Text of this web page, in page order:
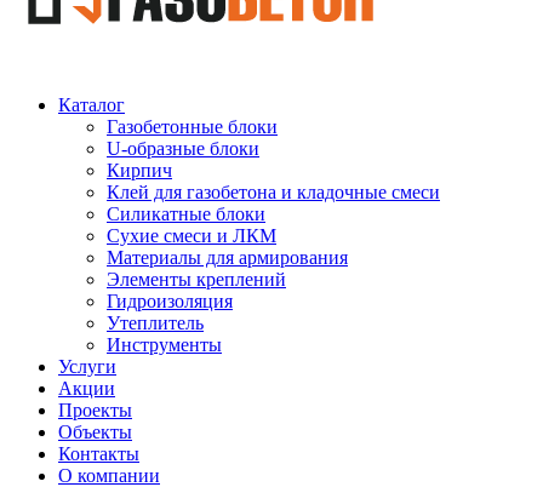
Каталог
Газобетонные блоки
U-образные блоки
Кирпич
Клей для газобетона и кладочные смеси
Силикатные блоки
Сухие смеси и ЛКМ
Материалы для армирования
Элементы креплений
Гидроизоляция
Утеплитель
Инструменты
Услуги
Акции
Проекты
Объекты
Контакты
О компании